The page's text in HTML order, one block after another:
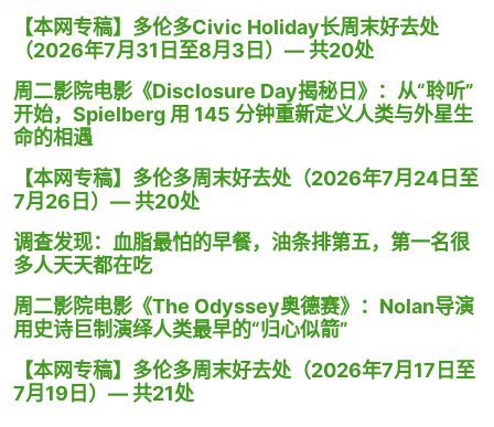
【本网专稿】多伦多Civic Holiday长周末好去处
（2026年7月31日至8月3日）— 共20处
周二影院电影《Disclosure Day揭秘日》：从“聆听”
开始，Spielberg 用 145 分钟重新定义人类与外星生
命的相遇
【本网专稿】多伦多周末好去处（2026年7月24日至
7月26日）— 共20处
调查发现：血脂最怕的早餐，油条排第五，第一名很
多人天天都在吃
周二影院电影《The Odyssey奥德赛》：Nolan导演
用史诗巨制演绎人类最早的“归心似箭”
【本网专稿】多伦多周末好去处（2026年7月17日至
7月19日）— 共21处